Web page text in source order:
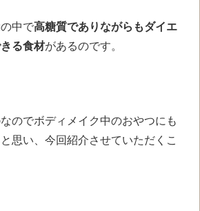
中で高糖質でありながらもダイエ
る食材があるのです。
のでボディメイク中のおやつにも
思い、 今回紹介させていただくこ